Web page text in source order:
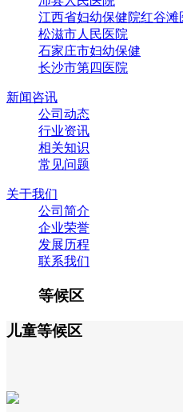
江西省妇幼保健院红谷滩
松滋市人民医院
石家庄市妇幼保健
长沙市第四医院
新闻咨讯
公司动态
行业资讯
相关知识
常见问题
关于我们
公司简介
企业荣誉
发展历程
联系我们
等候区
儿童等候区